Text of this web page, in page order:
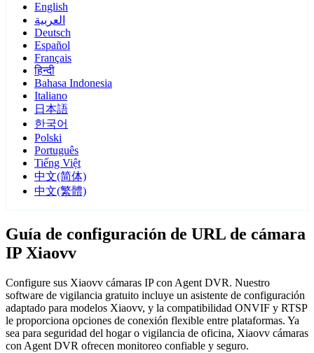
English
العربية
Deutsch
Español
Français
हिन्दी
Bahasa Indonesia
Italiano
日本語
한국어
Polski
Português
Tiếng Việt
中文(简体)
中文(繁體)
Guía de configuración de URL de cámara
IP Xiaovv
Configure sus Xiaovv cámaras IP con Agent DVR. Nuestro
software de vigilancia gratuito incluye un asistente de configuración
adaptado para modelos Xiaovv, y la compatibilidad ONVIF y RTSP
le proporciona opciones de conexión flexible entre plataformas. Ya
sea para seguridad del hogar o vigilancia de oficina, Xiaovv cámaras
con Agent DVR ofrecen monitoreo confiable y seguro.